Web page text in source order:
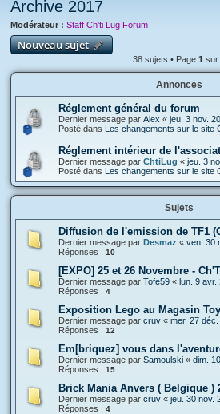
Archive 2017
Modérateur : Staff Ch'ti Lug Forum
Nouveau sujet
38 sujets • Page 1 sur
Annonces
Réglement général du forum
Dernier message par Alex « jeu. 3 nov.
Posté dans Les changements sur le site
Réglement intérieur de
Dernier message par ChtiLug « jeu. 3
Posté dans Les changements sur le site
Sujets
Diffusion de l'emission de TF1
Dernier message par Desmaz « ven. 30
Réponses : 10
[EXPO] 25 et 26 Novembre -
Dernier message par Tofe59 « lun. 9 avr.
Réponses : 4
Exposition Lego au Magasin
Dernier message par cruv « mer. 27
Réponses : 12
Em[briquez] vous dans
Dernier message par Samoulski « dim.
Réponses : 15
Brick Mania Anvers ( Belgique )
Dernier message par cruv « jeu. 30 nov.
Réponses : 4